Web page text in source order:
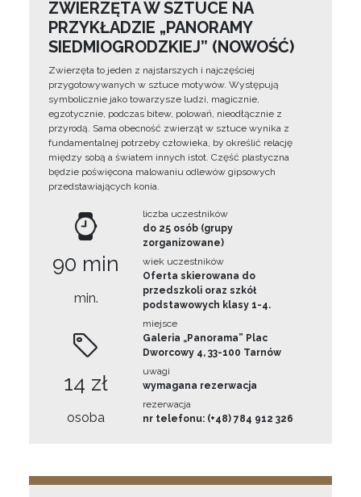
ZWIERZĘTA W SZTUCE NA
PRZYKŁADZIE „PANORAMY
SIEDMIOGRODZKIEJ” (NOWOŚĆ)
Zwierzęta to jeden z najstarszych i najczęściej
przygotowywanych w sztuce motywów. Występują
symbolicznie jako towarzysze ludzi, magicznie,
egzotycznie, podczas bitew, polowań, nieodłącznie z
przyrodą. Sama obecność zwierząt w sztuce wynika z
fundamentalnej potrzeby człowieka, by określić relację
między sobą a światem innych istot. Część plastyczna
będzie poświęcona malowaniu odlewów gipsowych
przedstawiających konia.
90 min
min.
14 zł
osoba
liczba uczestników
do 25 osób (grupy
zorganizowane)
wiek uczestników
Oferta skierowana do
przedszkoli oraz szkół
podstawowych klasy 1-4.
miejsce
Galeria „Panorama” Plac
Dworcowy 4, 33-100 Tarnów
uwagi
wymagana rezerwacja
rezerwacja
nr telefonu: (+48) 784 912 326